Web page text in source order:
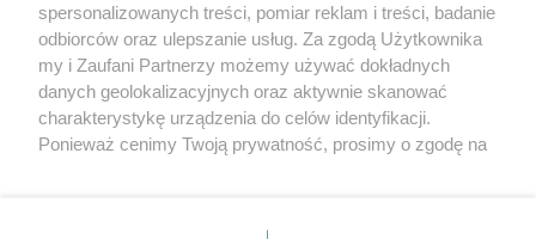
REKLAMA WSPÓŁPRACA RSS FACEBOOK KONTAKT
Nasze serwisy
Aktualności
Tcz24
Muzyka i kultura
Archiwum wydarzeń
spersonalizowanych treści, pomiar reklam i treści, badanie
odbiorców oraz ulepszanie usług. Za zgodą Użytkownika
my i Zaufani Partnerzy możemy używać dokładnych
danych geolokalizacyjnych oraz aktywnie skanować
charakterystykę urządzenia do celów identyfikacji.
Ponieważ cenimy Twoją prywatność, prosimy o zgodę na